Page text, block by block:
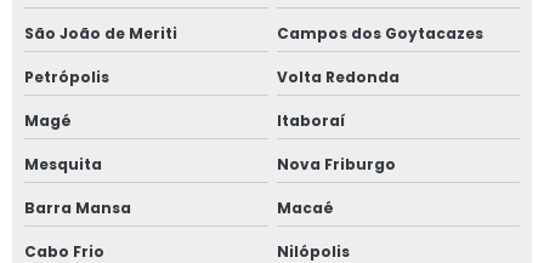
Empresa de teste de estanqueidade em vasos de pressão
Empresa de treinamento nr 12
Empresa de treinamentos de nr 10
Empresa especializada em norma regulamentadora
Empresa especializada em nr 12
São João de Meriti Campos dos Goytacazes
Petrópolis Volta Redonda
Magé Itaboraí
Mesquita Nova Friburgo
Barra Mansa Macaé
Cabo Frio Nilópolis